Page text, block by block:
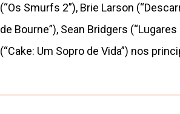
(“Os Smurfs 2”), Brie Larson
de Bourne”), Sean Bridgers
(“Cake: Um Sopro de Vida”) nos